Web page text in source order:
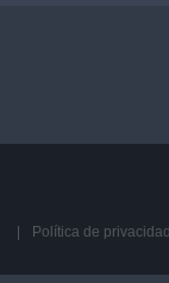
Política de